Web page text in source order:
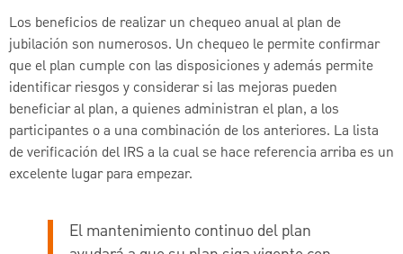
Los beneficios de realizar un chequeo anual al plan de
jubilación son numerosos. Un chequeo le permite confirmar
que el plan cumple con las disposiciones y además permite
identificar riesgos y considerar si las mejoras pueden
beneficiar al plan, a quienes administran el plan, a los
participantes o a una combinación de los anteriores. La lista
de verificación del IRS a la cual se hace referencia arriba es un
excelente lugar para empezar.
El mantenimiento continuo del plan